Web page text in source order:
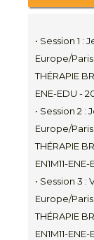
• Session 1 :
Europe/Paris
THÉRAPIE
ENE-EDU -
• Session 2 :
Europe/Paris
THÉRAPIE
EN1M11-
• Session 3 :
Europe/Paris
THÉRAPIE
EN1M11-